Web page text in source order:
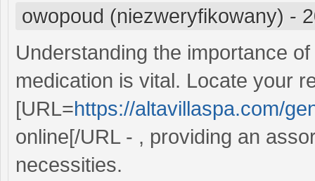
owopoud (niezweryfikowany) -
Understanding the importance
medication is vital. Locate your
[URL=https://altavillaspa.com/
online[/URL - , providing an
necessities.